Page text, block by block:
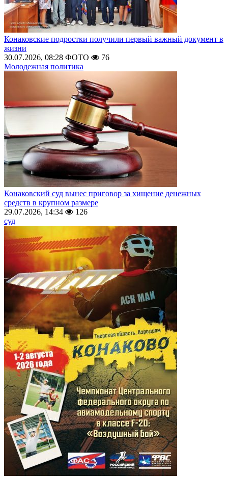
Конаковские подростки получили первый важный документ в
жизни
30.07.2026, 08:28 ФОТО
76
Молодежная политика
Конаковский суд вынес приговор за хищение денежных
средств в крупном размере
29.07.2026, 14:34
126
суд